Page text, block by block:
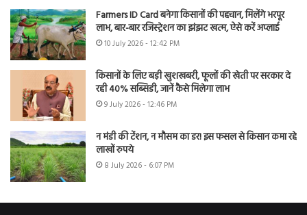
Farmers ID Card बनेगा किसानों की पहचान, मिलेंगे भरपूर
लाभ, बार-बार रजिस्ट्रेशन का झंझट खत्म, ऐसे करें अप्लाई
10 July 2026 - 12:42 PM
किसानों के लिए बड़ी खुशखबरी, फूलों की खेती पर सरकार दे
रही 40% सब्सिडी, जानें कैसे मिलेगा लाभ
9 July 2026 - 12:46 PM
न मंडी की टेंशन, न मौसम का डर! इस फसल से किसान कमा रहे
लाखों रुपये
8 July 2026 - 6:07 PM